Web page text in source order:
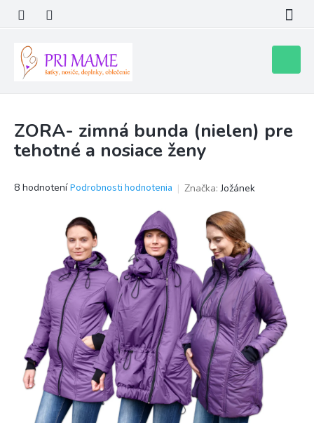
obsah
košík
ZORA- zimná bunda (nielen) pre
tehotné a nosiace ženy
Priemerné
hviezdičiek.
8 hodnotení Podrobnosti hodnotenia Značka:Jožánek